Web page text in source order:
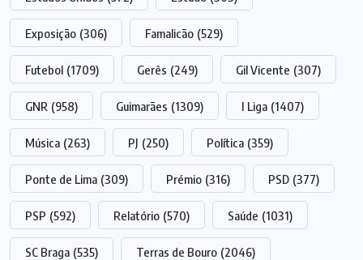
Exposição (306) Famalicão (529)
Futebol (1709) Gerês (249) Gil Vicente (307)
GNR (958) Guimarães (1309) I Liga (1407)
Música (263) PJ (250) Política (359)
Ponte de Lima (309) Prémio (316) PSD (377)
PSP (592) Relatório (570) Saúde (1031)
SC Braga (535) Terras de Bouro (2046)